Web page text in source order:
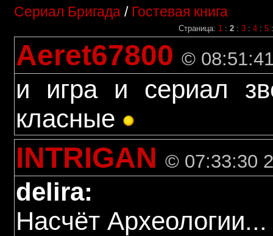
Сериал Бригада / Гостевая книга
Страница: 1 : 2 : 3 : 4 : 5
Aeret67800 ©
и игра и сериал
класные
INTRIGAN © 07:33:30
delira:
Насчёт